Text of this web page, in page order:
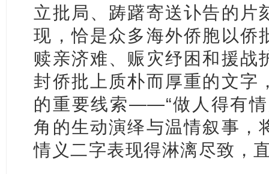
立批局、踌躇寄送讣告的片
现，恰是众多海外侨胞以侨
赎亲济难、赈灾纾困和援战
封侨批上质朴而厚重的文字
的重要线索——“做人得有情
角的生动演绎与温情叙事，
情义二字表现得淋漓尽致，